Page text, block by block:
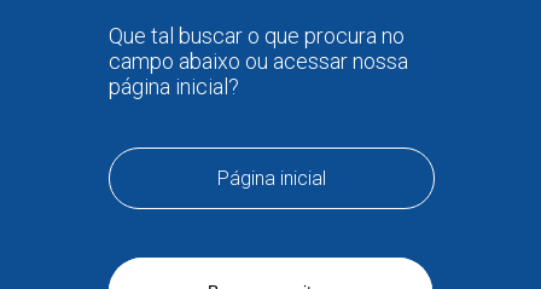
Que tal buscar o que procura no
campo abaixo ou acessar nossa
página inicial?
Página inicial